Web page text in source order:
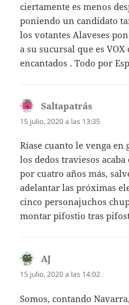
ciertamente es menos
poniendo un candidato
los votantes Alaveses
a su sucursal que es
encantados . Todo por
Saltapatrás
15 julio, 2020 a las 13:35
Ríase cuanto le venga en
los dedos traviesos
por cuatro años más,
adelantar las próximas
cinco personajuchos
montar pifostio tras
AJ
15 julio, 2020 a las 14:02
Somos, contando